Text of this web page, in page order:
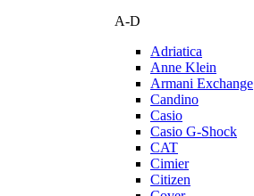
A-D
Adriatica
Anne Klein
Armani Exchange
Candino
Casio
Casio G-Shock
CAT
Cimier
Citizen